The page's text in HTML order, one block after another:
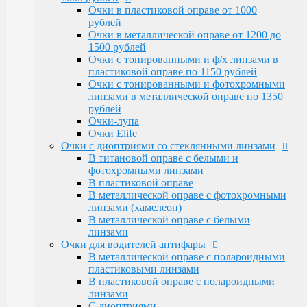
Очки Elife
Очки с диоптриями со стеклянными линзами
В титановой оправе с белыми и
фотохромными линзами
В пластиковой оправе
В металлической оправе с фотохромными
линзами (хамелеон)
В металлической оправе с белыми линзами
Очки для водителей антифары
В металлической оправе с полароидными
пластиковыми линзами
В пластиковой оправе с полароидными
линзами
С диоптриями
Очки для компьютера
В пластиковой оправе с полимерными
линзами
В металлической оправе
Тренажерные очки
В пластиковой оправе
В металлической оправе
Очки глаукомные
Очки Эксклюзивные Ricardi от 15000
Бренд оправы
Очки в пластиковой оправе от 1000
рублей
Очки в металлической оправе от 1200 до
1500 рублей
Очки с тонированными и ф/х линзами в
пластиковой оправе по 1150 рублей
Очки с тонированными и фотохромными
линзами в металлической оправе по 1350
рублей
Очки-лупа
Очки Elife
Очки с диоптриями со стеклянными линзами
В титановой оправе с белыми и
фотохромными линзами
В пластиковой оправе
В металлической оправе с фотохромными
линзами (хамелеон)
В металлической оправе с белыми
линзами
Очки для водителей антифары
В металлической оправе с полароидными
пластиковыми линзами
В пластиковой оправе с полароидными
линзами